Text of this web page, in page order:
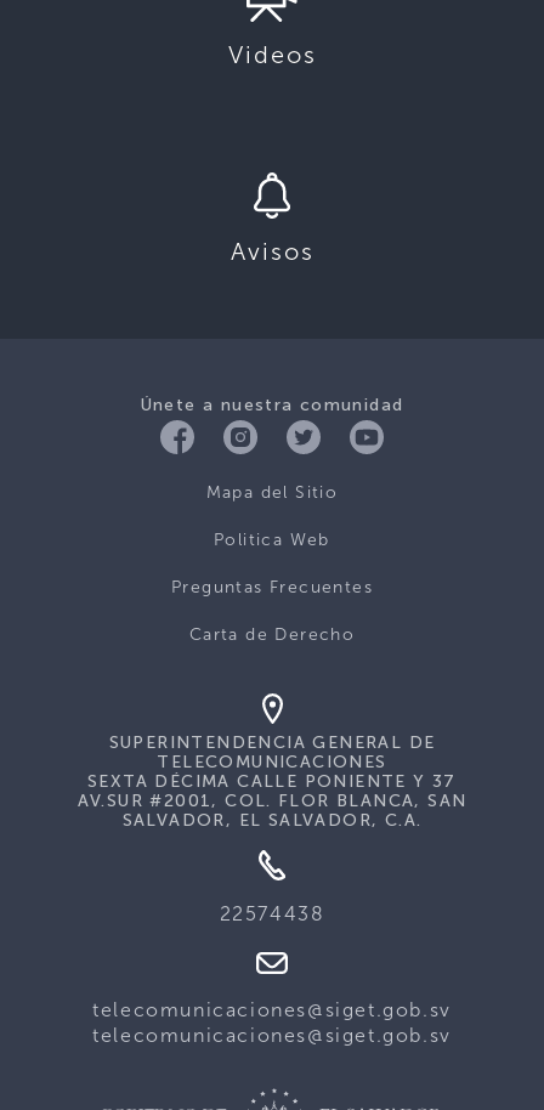
Videos
Avisos
Únete a nuestra comunidad
Mapa del Sitio
Politica Web
Preguntas Frecuentes
Carta de Derecho
SUPERINTENDENCIA GENERAL DE
TELECOMUNICACIONES
SEXTA DÉCIMA CALLE PONIENTE Y 37
AV.SUR #2001, COL. FLOR BLANCA, SAN
SALVADOR, EL SALVADOR, C.A.
22574438
telecomunicaciones@siget.gob.sv
telecomunicaciones@siget.gob.sv